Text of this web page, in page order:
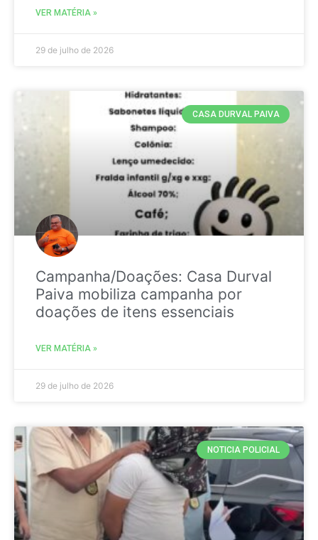
VER MATÉRIA »
29 de julho de 2026
CASA DURVAL PAIVA
Campanha/Doações: Casa Durval
Paiva mobiliza campanha por
doações de itens essenciais
VER MATÉRIA »
29 de julho de 2026
NOTICIA POLICIAL